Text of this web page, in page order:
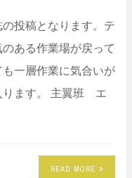
投稿となります。テ
ある作業場が戻って
一層作業に気合いが
ります。 主翼班 エ
READ MORE